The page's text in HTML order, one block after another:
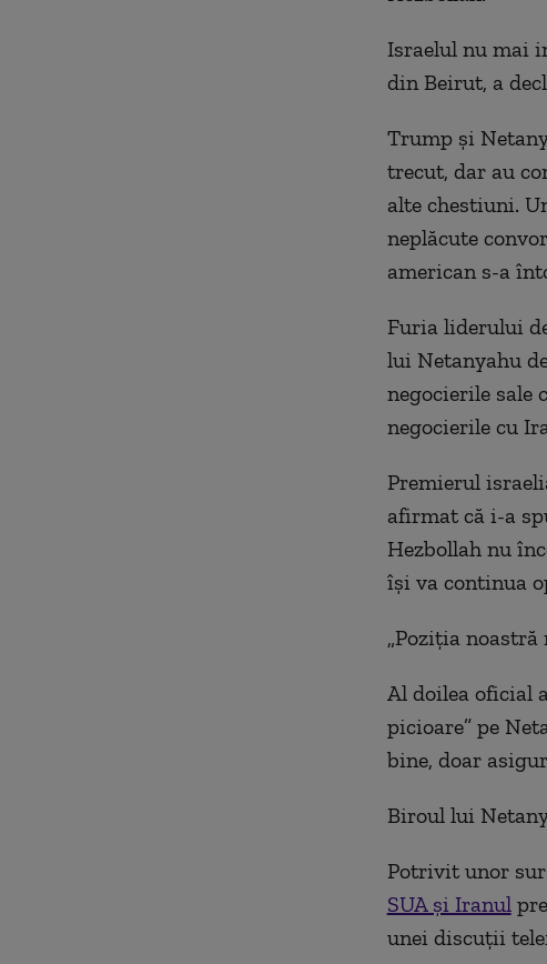
Israelul nu mai
din Beirut, a
Trump și
trecut, dar au
alte chestiuni.
neplăcute
american s-a
Furia liderului
lui Netanyahu
negocierile sale
negocierile cu
Premierul
afirmat că i-a
Hezbollah nu
își va continua
„Poziția noastră
Al doilea oficial
picioare” pe
bine, doar
Biroul lui
Potrivit unor
SUA și Iranul
unei discuții